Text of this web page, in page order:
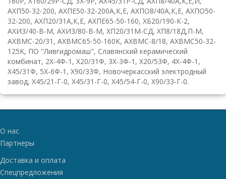
АХП50-32-200, АХПЕ50-32-200А,К,Е, АХПО8/40А,К,Е, АХПО50-
32-200, АХП20/31А,К,Е, АХПЕ65-50-160, ХБ20/190-К-2,
АХИ3/40-В-М, АХИ3/80-В-М, ХП20/31М-СД, ХП8/18Д,П-М,
AXBMC-20/31 , AXBMC65-50-160K, AXBMC-8/18, AXBMC50-32-
125K, ПО "Ливгидромаш", Славянский керамический
комбинат, 2Х-4Ф-1 , Х20/31Ф, 3Х-3Ф-1 , Х20/53Ф, 4Х-4Ф-1 ,
Х45/31Ф, 5Х-6Ф-1 , Х90/33Ф, Новочеркасский электродный
завод, Х45/21-Г-0, Х45/31-Г-0, Х45/54-Г-0, Х90/33-Г-0.
О нас
Партнеры
Доставка и оплата
Спецпредложения